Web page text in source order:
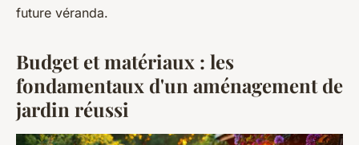
future véranda.
Budget et matériaux : les
fondamentaux d'un aménagement de
jardin réussi